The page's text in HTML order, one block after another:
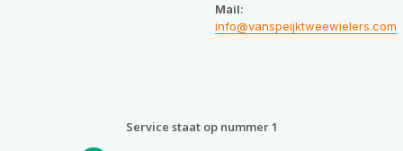
Mail:
info@vanspeijktweewielers.com
Service staat op nummer 1